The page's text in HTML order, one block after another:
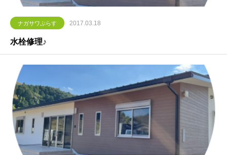
ナガサワぷらす 2017.03.18
水栓修理♪